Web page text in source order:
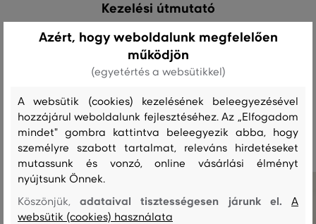
Kezelési útmutató
SZÁRÍTÁS
Ajánlott termékek
Azért, hogy weboldalunk megfelelően
működjön
(egyetértés a websütikkel)
A websütik (cookies) kezelésének beleegyezésével
hozzájárul weboldalunk fejlesztéséhez. Az „Elfogadom
mindet" gombra kattintva beleegyezik abba, hogy
személyre szabott tartalmat, releváns hirdetéseket
mutassunk és vonzó, online vásárlási élményt
nyújtsunk Önnek.
Köszönjük,adataival tisztességesen járunk el.A
websütik (cookies) használata